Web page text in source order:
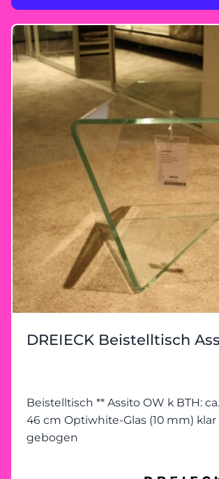
DREIECK Beistelltisch
Beistelltisch ** Assito OW k BTH: ca. 40 x 40 x
46 cm Optiwhite-Glas (10 mm) klar dreifach
gebogen